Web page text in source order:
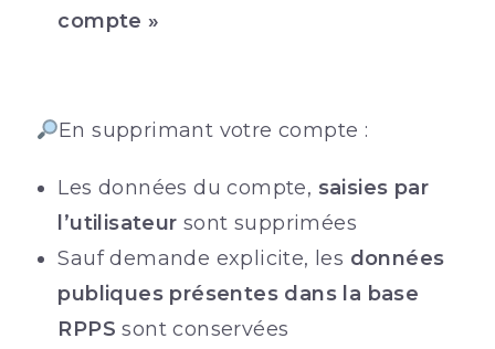
compte »
En supprimant votre compte :
Les données du compte, saisies par
l’utilisateur sont supprimées
Sauf demande explicite, les données
publiques présentes dans la base
RPPS sont conservées